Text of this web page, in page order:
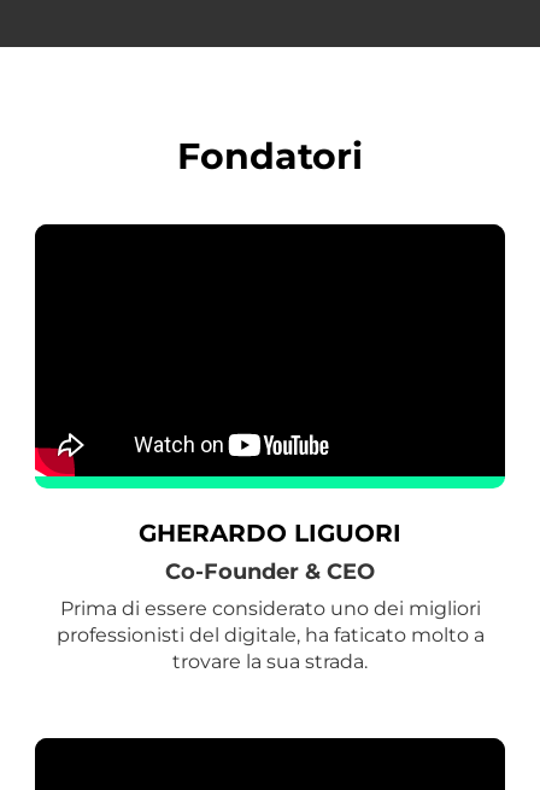
Fondatori
GHERARDO LIGUORI
Co-Founder & CEO
Prima di essere considerato uno dei migliori
professionisti del digitale, ha faticato molto a
trovare la sua strada.